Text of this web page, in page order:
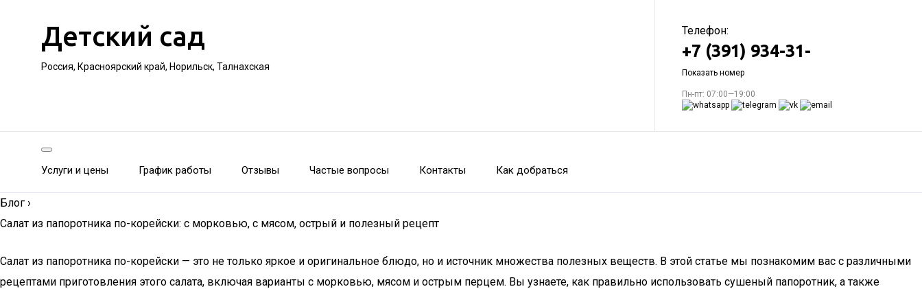
Детский сад
Россия, Красноярский край, Норильск, Талнахская
Телефон:
+7 (391) 934-31-
Показать номер
Пн-пт: 07:00—19:00
Услуги и цены График работы Отзывы Частые вопросы Контакты Как добраться
Блог ›
Салат из папоротника по-корейски: с морковью, с мясом, острый и полезный рецепт
Салат из папоротника по-корейски — это не только яркое и оригинальное блюдо, но и источник множества полезных веществ. В этой статье мы познакомим вас с различными
рецептами приготовления этого салата, включая варианты с морковью, мясом и острым перцем. Вы узнаете, как правильно использовать сушеный папоротник, а также